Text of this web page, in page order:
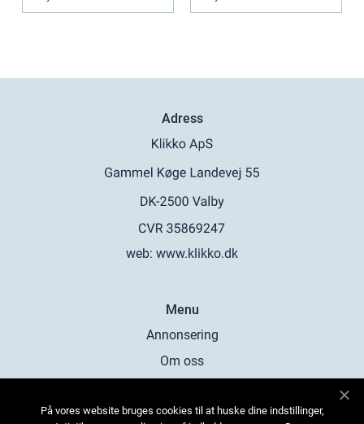
Adress
web: www.klikko.dk
Menu
Annonsering
Om oss
Kontakta oss
På vores website bruges cookies til at huske dine indstillinger,